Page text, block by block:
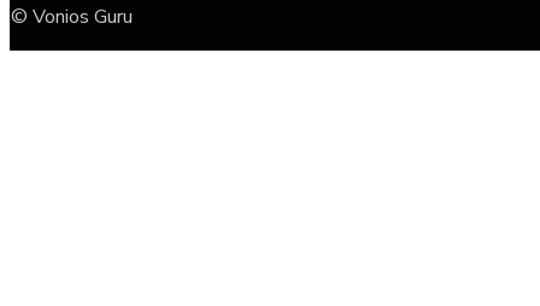
© Vonios Guru